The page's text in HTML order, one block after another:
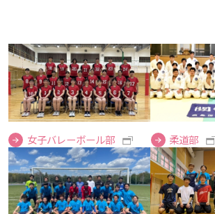
ビジュランクラウド
電子ジャーナルをさがす
学外からのつかいかた
看護師・保健師国家試験対策
活動とイベント
広国ポータルサイト
広国LMS
女子バレーボール部 柔道部
へ）